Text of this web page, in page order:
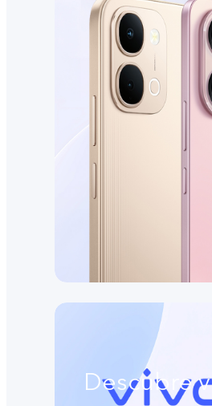
Descubre